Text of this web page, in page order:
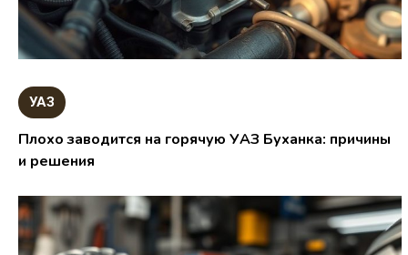
УАЗ
Плохо заводится на горячую УАЗ Буханка: причины
и решения